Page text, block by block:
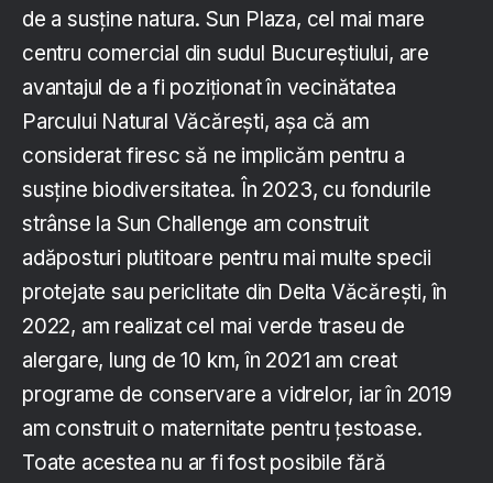
de a susține natura. Sun Plaza, cel mai mare
centru comercial din sudul Bucureștiului, are
avantajul de a fi poziționat în vecinătatea
Parcului Natural Văcărești, așa că am
considerat firesc să ne implicăm pentru a
susține biodiversitatea. În 2023, cu fondurile
strânse la Sun Challenge am construit
adăposturi plutitoare pentru mai multe specii
protejate sau periclitate din Delta Văcărești, în
2022, am realizat cel mai verde traseu de
alergare, lung de 10 km, în 2021 am creat
programe de conservare a vidrelor, iar în 2019
am construit o maternitate pentru țestoase.
Toate acestea nu ar fi fost posibile fără